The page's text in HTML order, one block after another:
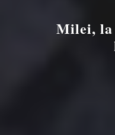
Milei, la